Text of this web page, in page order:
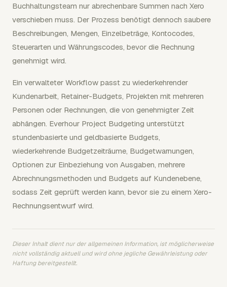
Buchhaltungsteam nur abrechenbare Summen nach Xero
verschieben muss. Der Prozess benötigt dennoch saubere
Beschreibungen, Mengen, Einzelbeträge, Kontocodes,
Steuerarten und Währungscodes, bevor die Rechnung
genehmigt wird.
Ein verwalteter Workflow passt zu wiederkehrender
Kundenarbeit, Retainer-Budgets, Projekten mit mehreren
Personen oder Rechnungen, die von genehmigter Zeit
abhängen. Everhour Project Budgeting unterstützt
stundenbasierte und geldbasierte Budgets,
wiederkehrende Budgetzeiträume, Budgetwarnungen,
Optionen zur Einbeziehung von Ausgaben, mehrere
Abrechnungsmethoden und Budgets auf Kundenebene,
sodass Zeit geprüft werden kann, bevor sie zu einem Xero-
Rechnungsentwurf wird.
Dieser Inhalt dient nur der allgemeinen Information, ist möglicherweise
nicht vollständig aktuell und wird ohne jegliche Gewährleistung oder
Haftung bereitgestellt.